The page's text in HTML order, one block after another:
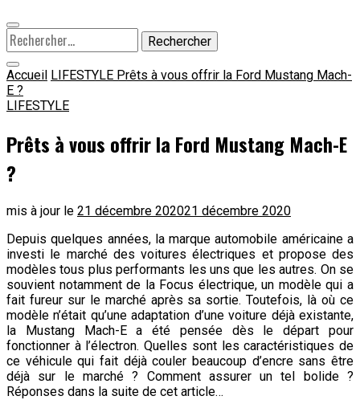
Rechercher :
Accueil LIFESTYLE Prêts à vous offrir la Ford Mustang Mach-
E ?
LIFESTYLE
Prêts à vous offrir la Ford Mustang Mach-E
?
mis à jour le 21 décembre 202021 décembre 2020
Depuis quelques années, la marque automobile américaine a
investi le marché des voitures électriques et propose des
modèles tous plus performants les uns que les autres. On se
souvient notamment de la Focus électrique, un modèle qui a
fait fureur sur le marché après sa sortie. Toutefois, là où ce
modèle n’était qu’une adaptation d’une voiture déjà existante,
la Mustang Mach-E a été pensée dès le départ pour
fonctionner à l’électron. Quelles sont les caractéristiques de
ce véhicule qui fait déjà couler beaucoup d’encre sans être
déjà sur le marché ? Comment assurer un tel bolide ?
Réponses dans la suite de cet article…